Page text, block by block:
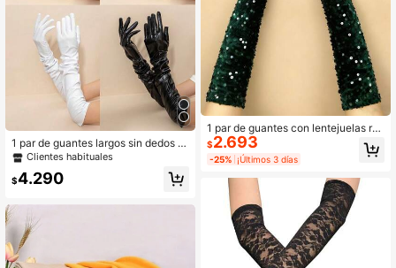
1 par de guantes largos sin dedos br
illantes para mujer para cosplay y u
Clientes habituales
$4.290
1 par de guantes con lentejuelas ref
lectantes para actuaciones en el es
cenario, guantes sin dedos largos p
ara cosplay, fiesta, espectáculo de
baile, viaje, festival
$2.693
-25% ¡Últimos 3 días